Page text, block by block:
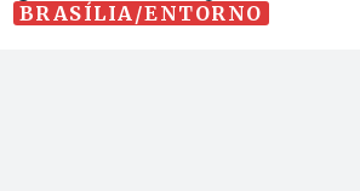
BRASÍLIA/ENTORNO